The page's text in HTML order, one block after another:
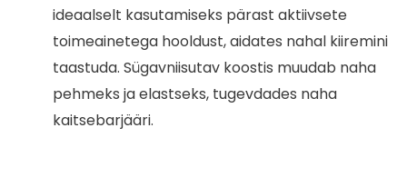
ideaalselt kasutamiseks pärast aktiivsete
toimeainetega hooldust, aidates nahal kiiremini
taastuda. Sügavniisutav koostis muudab naha
pehmeks ja elastseks, tugevdades naha
kaitsebarjääri.